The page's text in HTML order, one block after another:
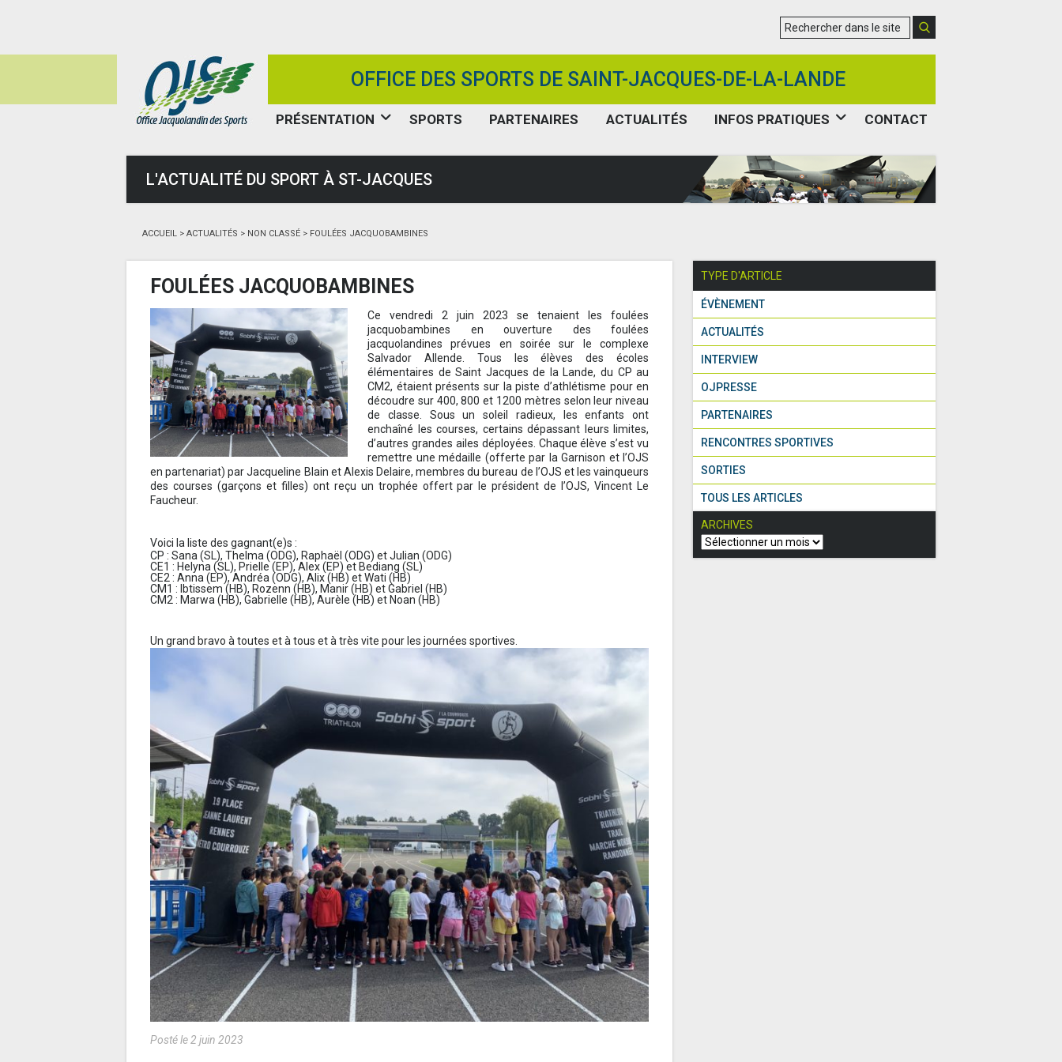
OFFICE DES SPORTS DE SAINT-JACQUES-DE-LA-LANDE
PRÉSENTATION SPORTS PARTENAIRES ACTUALITÉS INFOS PRATIQUES CONTACT
L'ACTUALITÉ DU SPORT À ST-JACQUES
ACCUEIL > ACTUALITÉS > NON CLASSÉ > FOULÉES JACQUOBAMBINES
FOULÉES JACQUOBAMBINES
Ce vendredi 2 juin 2023 se tenaient les foulées
jacquobambines en ouverture des foulées
jacquolandines prévues en soirée sur le complexe
Salvador Allende. Tous les élèves des écoles
élémentaires de Saint Jacques de la Lande, du CP au
CM2, étaient présents sur la piste d’athlétisme pour en
découdre sur 400, 800 et 1200 mètres selon leur niveau
de classe. Sous un soleil radieux, les enfants ont
enchaîné les courses, certains dépassant leurs limites,
d’autres grandes ailes déployées. Chaque élève s’est vu
remettre une médaille (offerte par la Garnison et l’OJS
en partenariat) par Jacqueline Blain et Alexis Delaire, membres du bureau de l’OJS et les vainqueurs
des courses (garçons et filles) ont reçu un trophée offert par le président de l’OJS, Vincent Le
Faucheur.
Voici la liste des gagnant(e)s :
CP : Sana (SL), Thelma (ODG), Raphaël (ODG) et Julian (ODG)
CE1 : Helyna (SL), Prielle (EP), Alex (EP) et Bediang (SL)
CE2 : Anna (EP), Andréa (ODG), Alix (HB) et Wati (HB)
CM1 : Ibtissem (HB), Rozenn (HB), Manir (HB) et Gabriel (HB)
CM2 : Marwa (HB), Gabrielle (HB), Aurèle (HB) et Noan (HB)
Un grand bravo à toutes et à tous et à très vite pour les journées sportives.
Posté le 2 juin 2023
TYPE D'ARTICLE
ÉVÈNEMENT
ACTUALITÉS
INTERVIEW
OJPRESSE
PARTENAIRES
RENCONTRES SPORTIVES
SORTIES
TOUS LES ARTICLES
ARCHIVES